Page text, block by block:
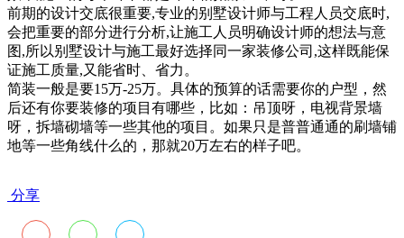
前期的设计交底很重要,专业的别墅设计师与工程人员交底时,
会把重要的部分进行分析,让施工人员明确设计师的想法与意
图,所以别墅设计与施工最好选择同一家装修公司,这样既能保
证施工质量,又能省时、省力。
简装一般是要15万-25万。具体的预算的话需要你的户型，然
后还有你要装修的项目有哪些，比如：吊顶呀，电视背景墙
呀，拆墙砌墙等一些其他的项目。如果只是普普通通的刷墙铺
地等一些角线什么的，那就20万左右的样子吧。
分享